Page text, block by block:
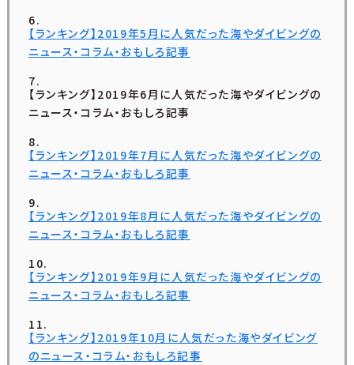
【ランキング】2019年5月に人気だった海やダイビングの
ニュース・コラム・おもしろ記事
【ランキング】2019年6月に人気だった海やダイビングの
ニュース・コラム・おもしろ記事
【ランキング】2019年7月に人気だった海やダイビングの
ニュース・コラム・おもしろ記事
【ランキング】2019年8月に人気だった海やダイビングの
ニュース・コラム・おもしろ記事
【ランキング】2019年9月に人気だった海やダイビングの
ニュース・コラム・おもしろ記事
【ランキング】2019年10月に人気だった海やダイビング
のニュース・コラム・おもしろ記事